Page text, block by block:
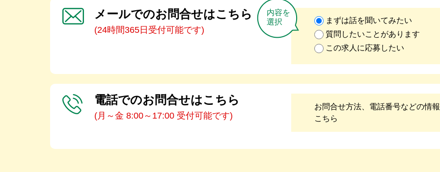
メールでのお問合せはこちら
(24時間365日受付可能です)
内容を
選択
まずは話を聞いてみたい
質問したいことがあります
この求人に応募したい
電話でのお問合せはこちら
(月～金 8:00～17:00 受付可能です)
お問合せ方法、電話番号などの情
こちら